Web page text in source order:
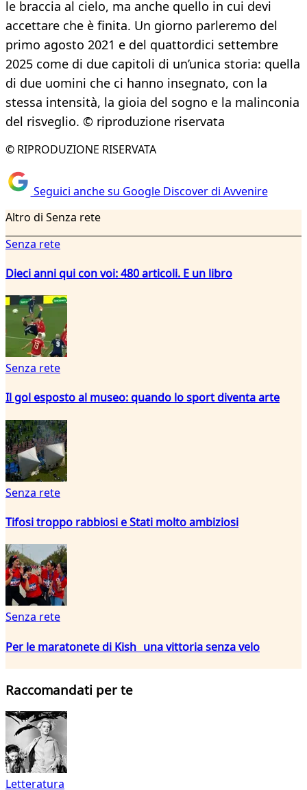
le braccia al cielo, ma anche quello in cui devi
accettare che è finita. Un giorno parleremo del
primo agosto 2021 e del quattordici settembre
2025 come di due capitoli di un’unica storia: quella
di due uomini che ci hanno insegnato, con la
stessa intensità, la gioia del sogno e la malinconia
del risveglio. © riproduzione riservata
© RIPRODUZIONE RISERVATA
Seguici anche su Google Discover di Avvenire
Altro di Senza rete
Senza rete
Dieci anni qui con voi: 480 articoli. E un libro
Senza rete
Il gol esposto al museo: quando lo sport diventa arte
Senza rete
Tifosi troppo rabbiosi e Stati molto ambiziosi
Senza rete
Per le maratonete di Kish una vittoria senza velo
Raccomandati per te
Letteratura